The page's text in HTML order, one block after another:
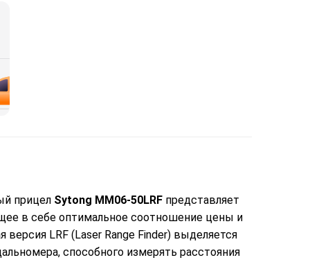
прицел Sytong MM06-50LRF представляет
в себе оптимальное соотношение цены и
LRF (Laser Range Finder) выделяется
способного измерять расстояния